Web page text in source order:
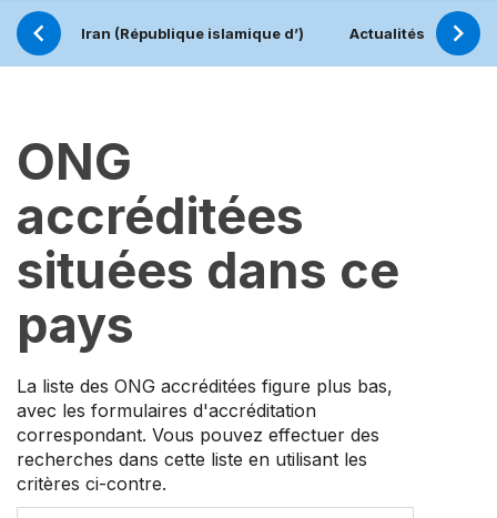
Iran (République islamique d’) Actualités
ONG
accréditées
situées dans ce
pays
La liste des ONG accréditées figure plus bas,
avec les formulaires d'accréditation
correspondant. Vous pouvez effectuer des
recherches dans cette liste en utilisant les
critères ci-contre.